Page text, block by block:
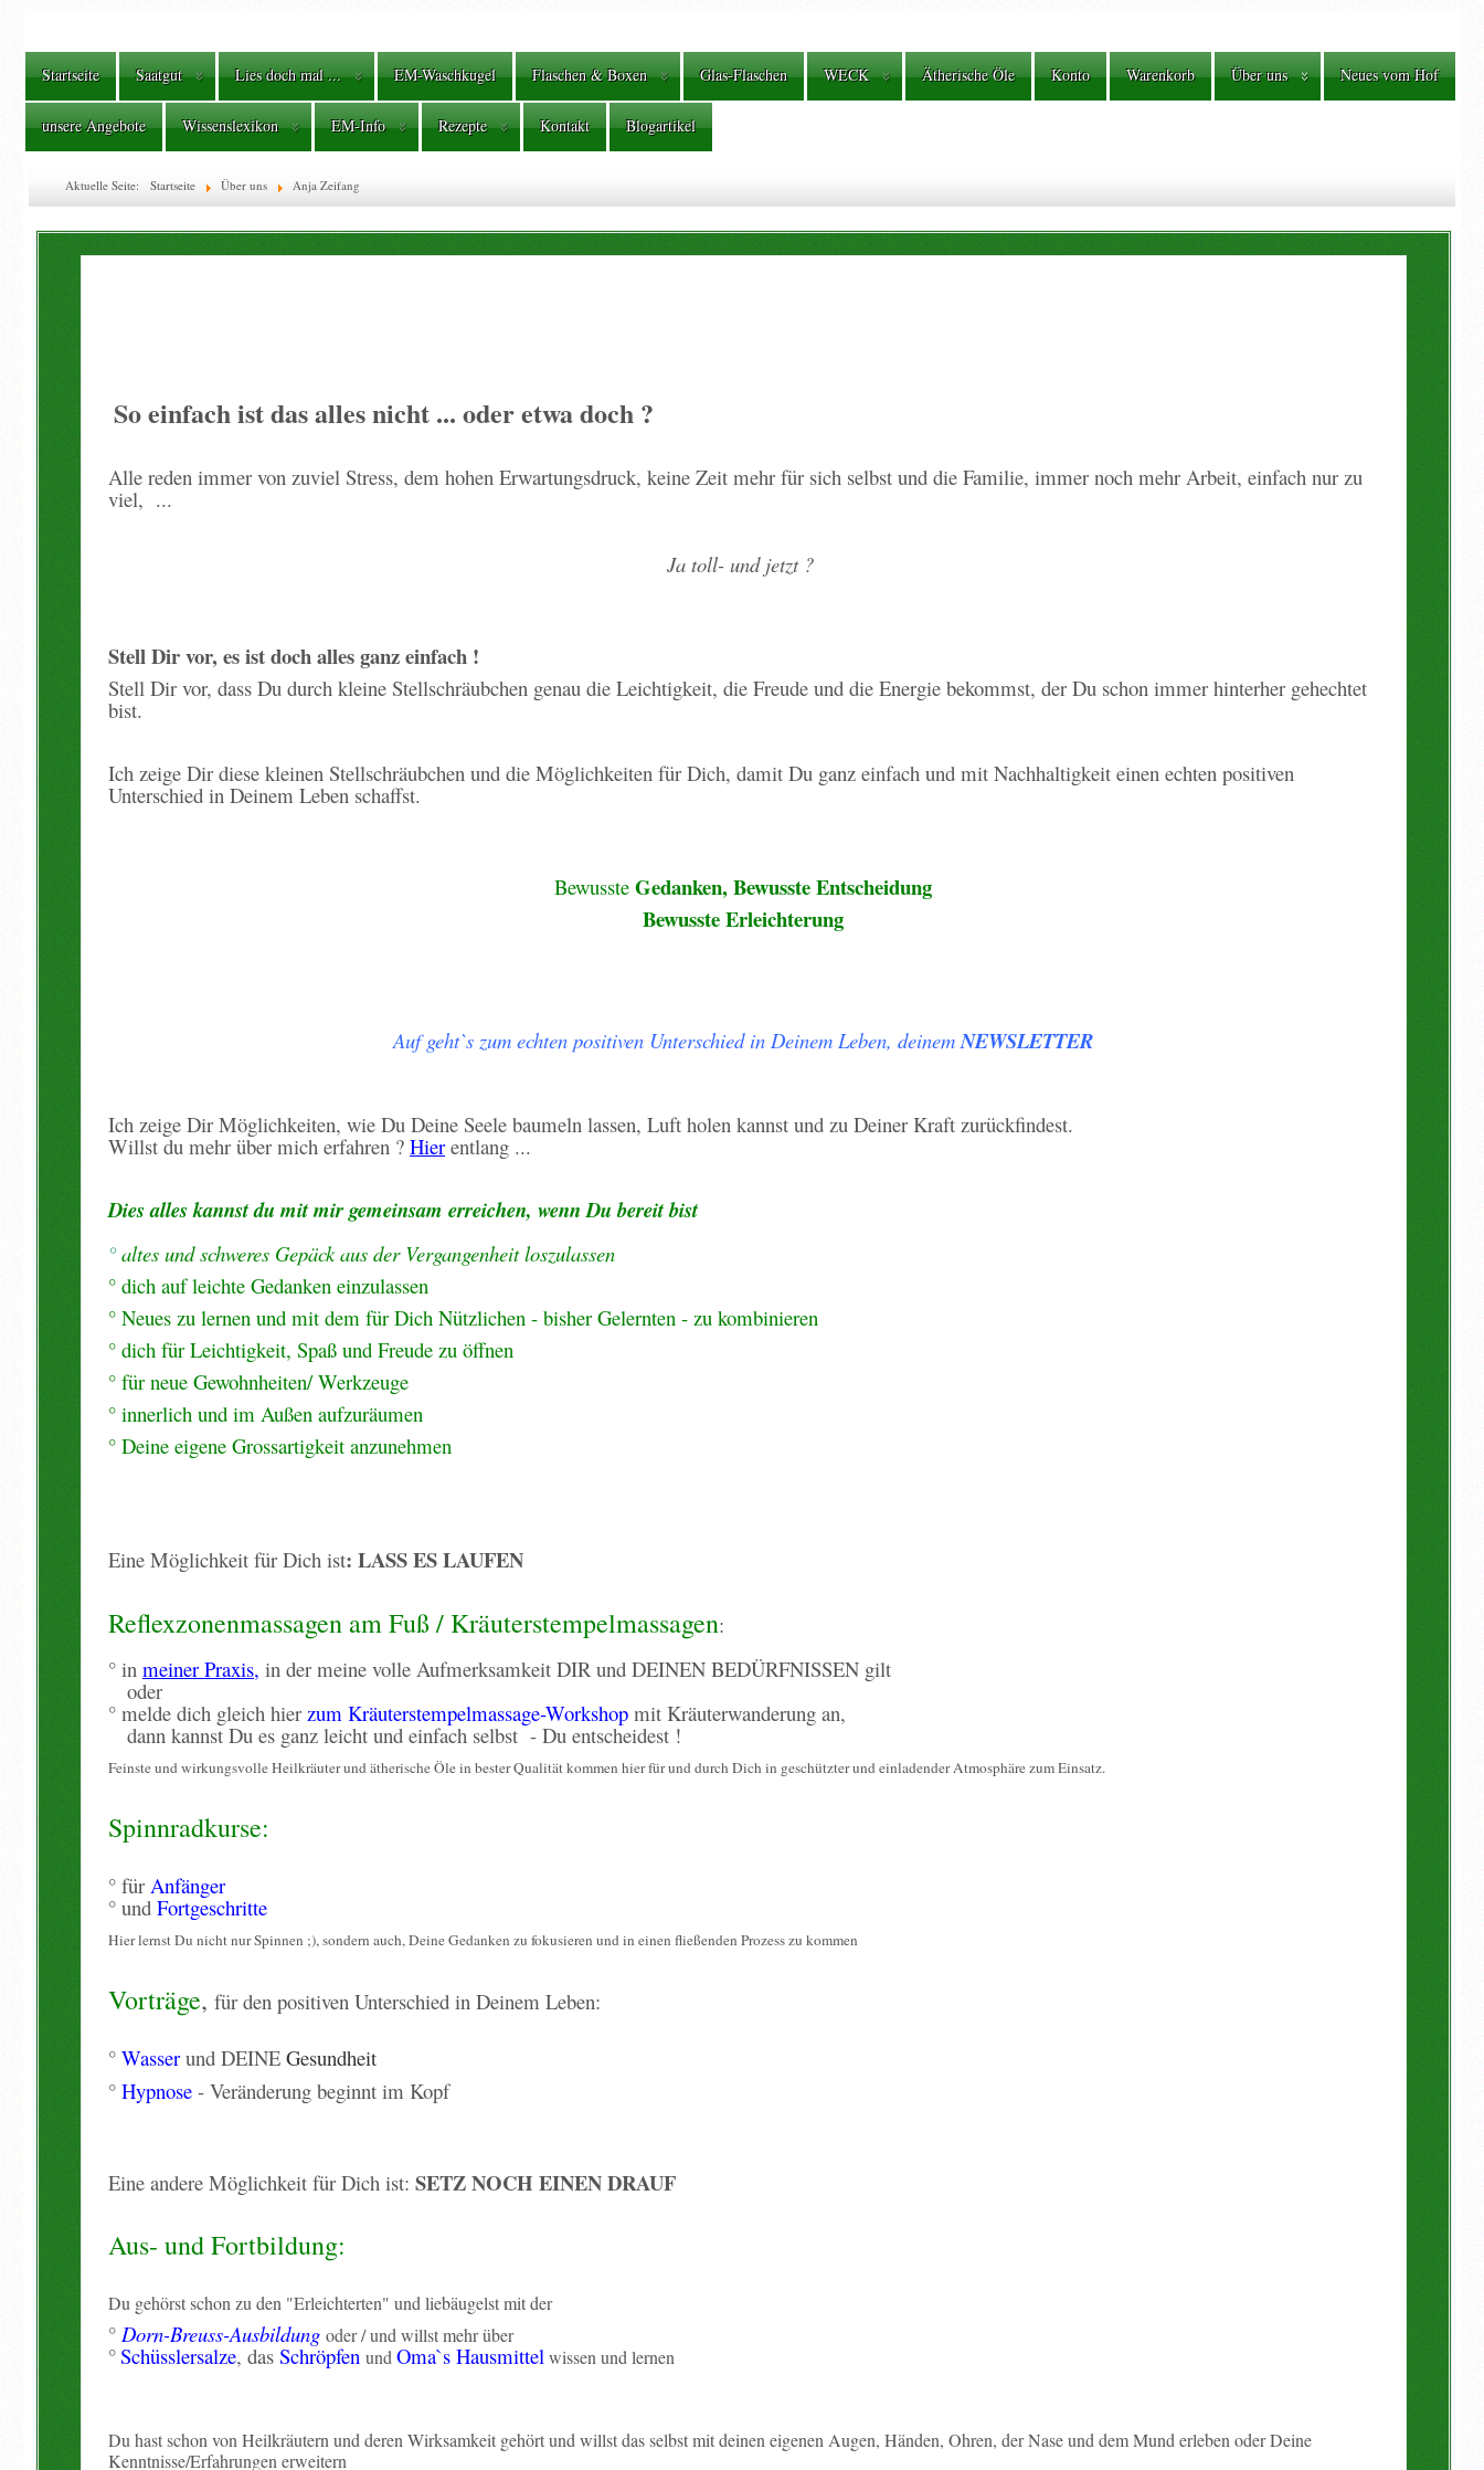
Startseite Saatgut Lies doch mal ... EM-Waschkugel Flaschen & Boxen Glas-Flaschen WECK Ätherische Öle Konto Warenkorb Über uns Neues vom Hof
unsere Angebote Wissenslexikon EM-Info Rezepte Kontakt Blogartikel
Aktuelle Seite: Startseite Über uns Anja Zeifang
So einfach ist das alles nicht ... oder etwa doch ?
Alle reden immer von zuviel Stress, dem hohen Erwartungsdruck, keine Zeit mehr für sich selbst und die Familie, immer noch mehr Arbeit, einfach nur zu
viel, ...
Ja toll- und jetzt ?
Stell Dir vor, es ist doch alles ganz einfach !
Stell Dir vor, dass Du durch kleine Stellschräubchen genau die Leichtigkeit, die Freude und die Energie bekommst, der Du schon immer hinterher gehechtet
bist.
Ich zeige Dir diese kleinen Stellschräubchen und die Möglichkeiten für Dich, damit Du ganz einfach und mit Nachhaltigkeit einen echten positiven
Unterschied in Deinem Leben schaffst.
Bewusste Gedanken, Bewusste Entscheidung
Bewusste Erleichterung
Auf geht`s zum echten positiven Unterschied in Deinem Leben, deinemNEWSLETTER
Ich zeige Dir Möglichkeiten, wie Du Deine Seele baumeln lassen, Luft holen kannst und zu Deiner Kraft zurückfindest.
Willst du mehr über mich erfahren ?Hier entlang ...
Dies alles kannst du mit mir gemeinsam erreichen, wenn Du bereit bist
°altes und schweres Gepäck aus der Vergangenheit loszulassen
° dich auf leichte Gedanken einzulassen
° Neues zu lernen und mit dem für Dich Nützlichen - bisher Gelernten - zu kombinieren
° dich für Leichtigkeit, Spaß und Freude zu öffnen
° für neue Gewohnheiten/ Werkzeuge
° innerlich und im Außen aufzuräumen
° Deine eigene Grossartigkeit anzunehmen
Eine Möglichkeit für Dich ist: LASS ES LAUFEN
Reflexzonenmassagen am Fuß / Kräuterstempelmassagen:
° inmeinerPraxis, in der meine volle Aufmerksamkeit DIR und DEINEN BEDÜRFNISSEN gilt
oder
° melde dich gleich hier zum Kräuterstempelmassage-Workshop mit Kräuterwanderung an,
dann kannst Du es ganz leicht und einfach selbst - Du entscheidest !
Feinste und wirkungsvolle Heilkräuter und ätherische Öle in bester Qualität kommen hier für und durch Dich in geschützter und einladender Atmosphäre zum Einsatz.
Spinnradkurse:
° fürAnfänger
° undFortgeschritte
Hier lernst Du nicht nur Spinnen ;), sondern auch, Deine Gedanken zu fokusieren und in einen fließenden Prozess zu kommen
Vorträge,für den positiven Unterschied in Deinem Leben:
°Wasser und DEINEGesundheit
°Hypnose - Veränderung beginnt im Kopf
Eine andere Möglichkeit für Dich ist:SETZ NOCH EINEN DRAUF
Aus- und Fortbildung:
Du gehörst schon zu den "Erleichterten" und liebäugelst mit der
°Dorn-Breuss-Ausbildungoder / und willst mehr über
°Schüsslersalze, das Schröpfen undOma`s Hausmittelwissen und lernen
Du hast schon von Heilkräutern und deren Wirksamkeit gehört und willst das selbst mit deinen eigenen Augen, Händen, Ohren, der Nase und dem Mund erleben oder Deine
Kenntnisse/Erfahrungen erweitern